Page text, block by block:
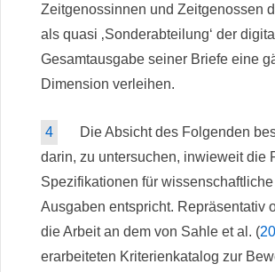
Zeitgenossinnen und Zeitgenossen
als quasi ‚Sonderabteilung‘ der
Gesamtausgabe seiner Briefe eine
Dimension verleihen.
4
Die Absicht des Folgenden
darin, zu untersuchen, inwieweit die
Spezifikationen für
Ausgaben entspricht. Repräsentativ
die Arbeit an dem von Sahle et al. (
erarbeiteten Kriterienkatalog zur